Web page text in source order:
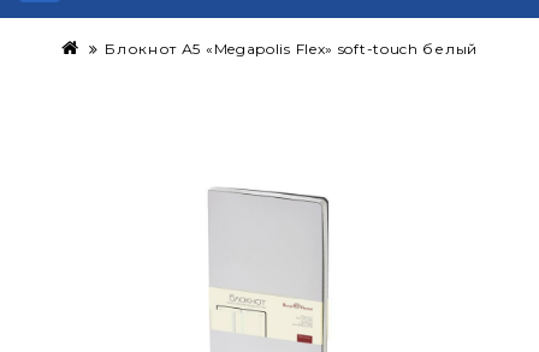
Блокнот А5 «Megapolis Flex» soft-touch белый